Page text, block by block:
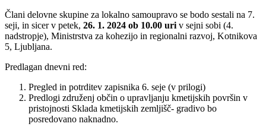
Člani delovne skupine za lokalno samoupravo se bodo sestali na 7.
seji, in sicer v petek, 26. 1. 2024 ob 10.00 uri v sejni sobi (4.
nadstropje), Ministrstva za kohezijo in regionalni razvoj, Kotnikova
5, Ljubljana.
Predlagan dnevni red:
Pregled in potrditev zapisnika 6. seje (v prilogi)
Predlogi združenj občin o upravljanju kmetijskih površin v
pristojnosti Sklada kmetijskih zemljišč- gradivo bo
posredovano naknadno.